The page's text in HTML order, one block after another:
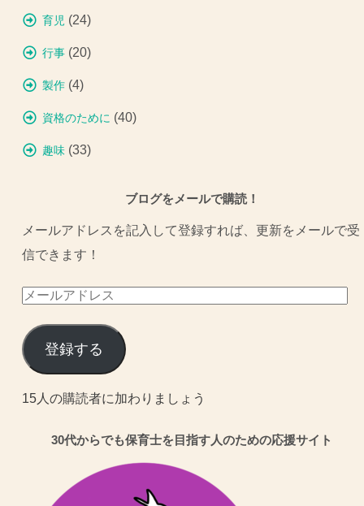
育児 (24)
行事 (20)
製作 (4)
資格のために (40)
趣味 (33)
ブログをメールで購読！
メールアドレスを記入して登録すれば、更新をメールで受
信できます！
メ
ル
ア
ド
登録する
15人の購読者に加わりましょう
30代からでも保育士を目指す人のための応援サイト